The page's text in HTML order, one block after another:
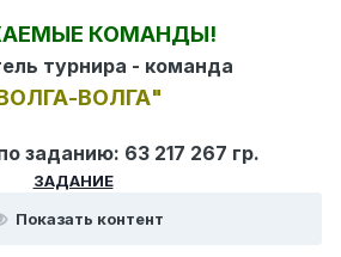
КОМАНДЫ!
турнира - команда
ВОЛГА"
заданию: 63 217 267 гр.
ЗАДАНИЕ
Показать контент